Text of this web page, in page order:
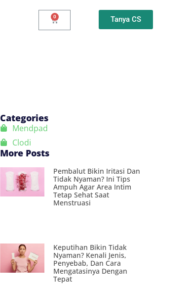
Tanya CS
Categories
Mendpad
Clodi
More Posts
Pembalut Bikin Iritasi Dan
Tidak Nyaman? Ini Tips
Ampuh Agar Area Intim
Tetap Sehat Saat
Menstruasi
Keputihan Bikin Tidak
Nyaman? Kenali Jenis,
Penyebab, Dan Cara
Mengatasinya Dengan
Tepat